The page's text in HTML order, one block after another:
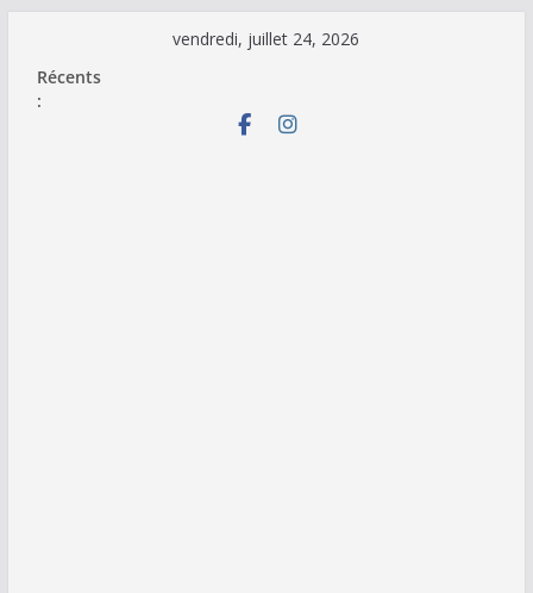
contenu
vendredi, juillet 24, 2026
Récents
: